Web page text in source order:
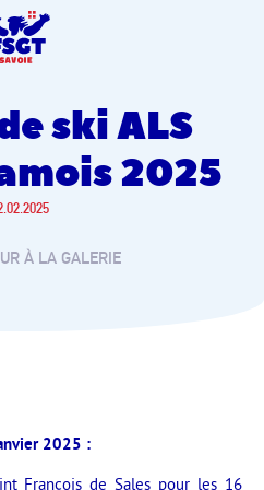
ski ALS
2025
À LA GALERIE
2025 :
François de Sales pour les 16